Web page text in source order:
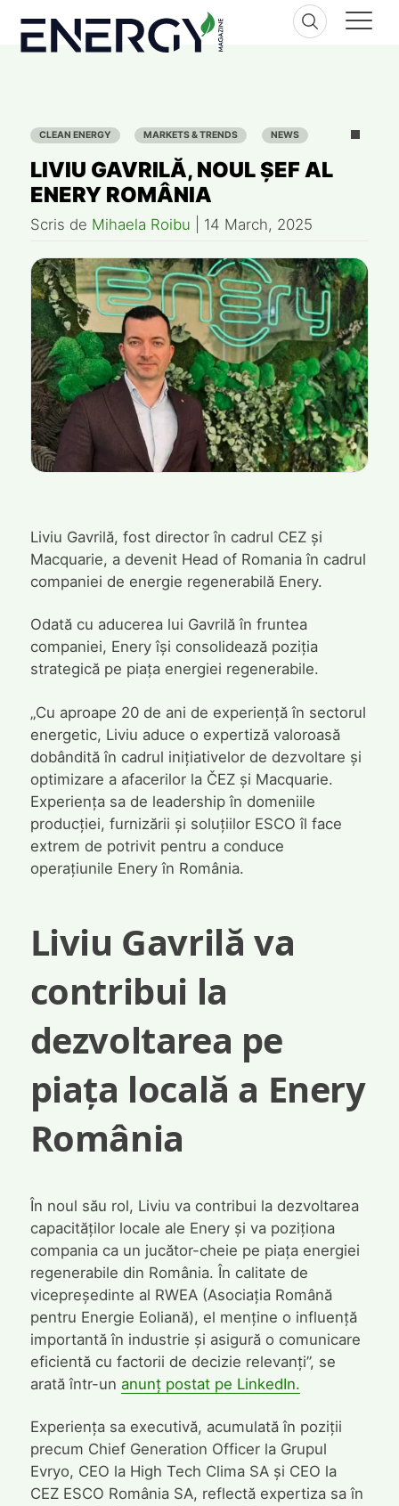
content
CLEAN ENERGY MARKETS & TRENDS NEWS
LIVIU GAVRILĂ, NOUL ȘEF AL
ENERY ROMÂNIA
Scris de Mihaela Roibu 14 March, 2025
Liviu Gavrilă, fost director în cadrul CEZ și
Macquarie, a devenit Head of Romania în cadrul
companiei de energie regenerabilă Enery.
Odată cu aducerea lui Gavrilă în fruntea
companiei, Enery își consolidează poziția
strategică pe piața energiei regenerabile.
„Cu aproape 20 de ani de experiență în sectorul
energetic, Liviu aduce o expertiză valoroasă
dobândită în cadrul inițiativelor de dezvoltare și
optimizare a afacerilor la ČEZ și Macquarie.
Experiența sa de leadership în domeniile
producției, furnizării și soluțiilor ESCO îl face
extrem de potrivit pentru a conduce
operațiunile Enery în România.
Liviu Gavrilă va
contribui la
dezvoltarea pe
piața locală a Enery
România
În noul său rol, Liviu va contribui la dezvoltarea
capacităților locale ale Enery și va poziționa
compania ca un jucător-cheie pe piața energiei
regenerabile din România. În calitate de
vicepreședinte al RWEA (Asociația Română
pentru Energie Eoliană), el menține o influență
importantă în industrie și asigură o comunicare
eficientă cu factorii de decizie relevanți”, se
arată într-un anunț postat pe LinkedIn.
Experiența sa executivă, acumulată în poziții
precum Chief Generation Officer la Grupul
Evryo, CEO la High Tech Clima SA și CEO la
CEZ ESCO România SA, reflectă expertiza sa în